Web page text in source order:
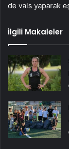
de vals yaparak
İlgili Makaleler